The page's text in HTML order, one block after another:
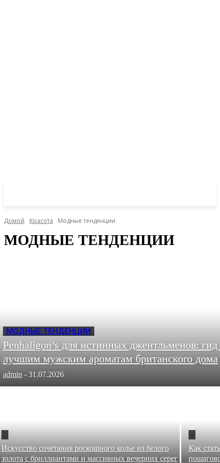
Домой Красота Модные тенденции
МОДНЫЕ ТЕНДЕНЦИИ
МОДНЫЕ ТЕНДЕНЦИИ
Penhaligon’s для истинных джентльменов:
лучшим мужским ароматам британского дома
admin - 31.07.2026
Искусство сочетания роскошного колье из белого
золота с бриллиантами и массивных вечерних серег
Как